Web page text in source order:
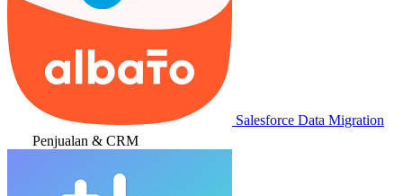
Salesforce Data Migration
Penjualan & CRM